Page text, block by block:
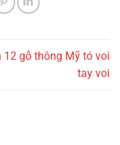
12 gỗ thông Mỹ tó voi
tay voi